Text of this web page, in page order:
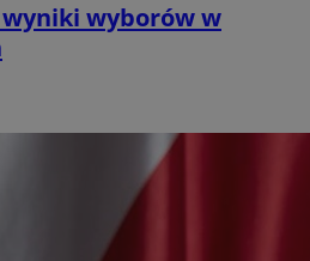
wyborów w